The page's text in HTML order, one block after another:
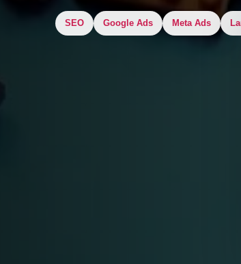
SEO Google Ads Meta Ads